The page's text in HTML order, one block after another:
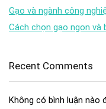
Gạo và ngành công
Cách chọn gạo ngon và
Recent Comments
Không có bình luận nào